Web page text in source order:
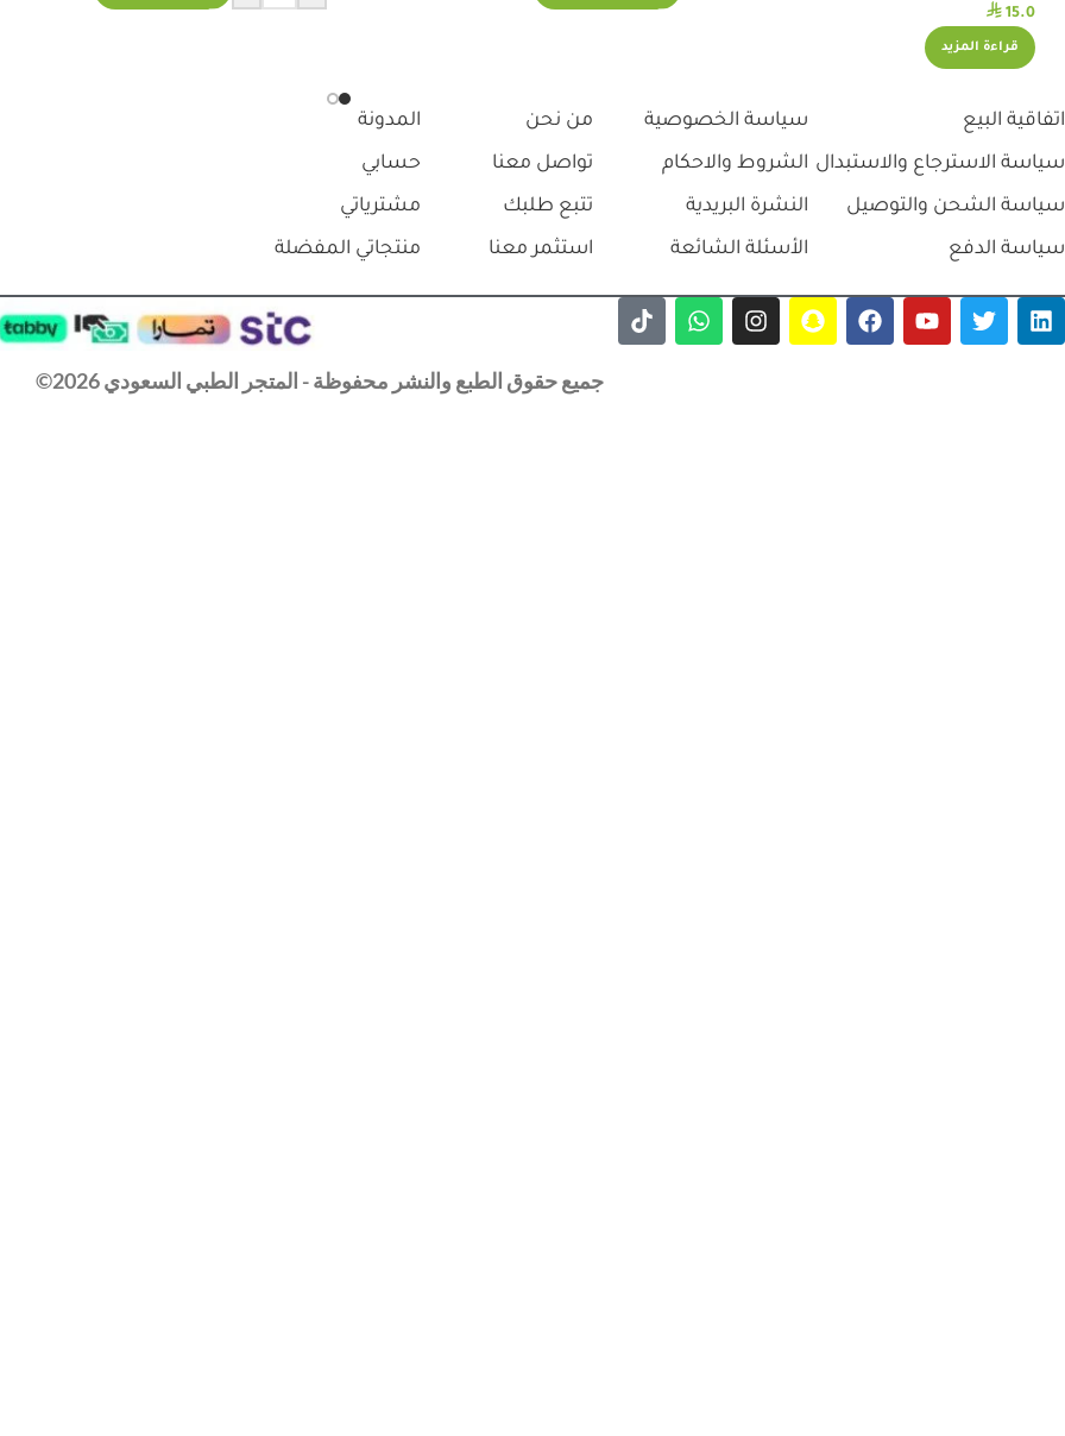
⃁ 15.0
قراءة المزيد
اتفاقية البيع
سياسة الاسترجاع والاستبدال
سياسة الشحن والتوصيل
سياسة الدفع
سياسة الخصوصية
الشروط والاحكام
النشرة البريدية
الأسئلة الشائعة
من نحن
تواصل معنا
تتبع طلبك
استثمر معنا
المدونة
حسابي
مشترياتي
منتجاتي المفضلة
جميع حقوق الطبع والنشر محفوظة - المتجر الطبي السعودي 2026©